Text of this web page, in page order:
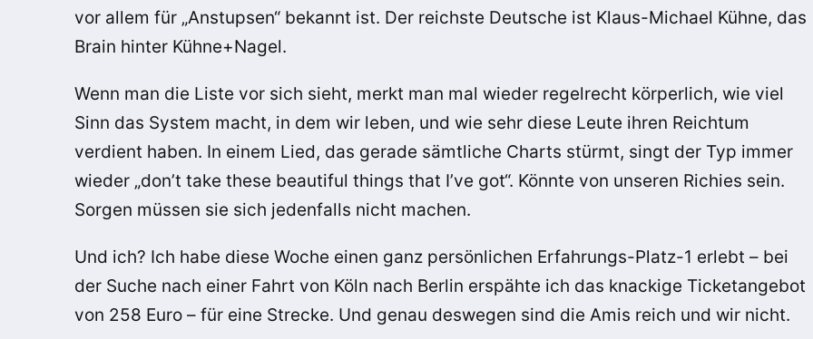
vor allem für „Anstupsen“ bekannt ist. Der reichste Deutsche ist Klaus-Michael Kühne, das
Brain hinter Kühne+Nagel.
Wenn man die Liste vor sich sieht, merkt man mal wieder regelrecht körperlich, wie viel
Sinn das System macht, in dem wir leben, und wie sehr diese Leute ihren Reichtum
verdient haben. In einem Lied, das gerade sämtliche Charts stürmt, singt der Typ immer
wieder „don’t take these beautiful things that I’ve got“. Könnte von unseren Richies sein.
Sorgen müssen sie sich jedenfalls nicht machen.
Und ich? Ich habe diese Woche einen ganz persönlichen Erfahrungs-Platz-1 erlebt – bei
der Suche nach einer Fahrt von Köln nach Berlin erspähte ich das knackige Ticketangebot
von 258 Euro – für eine Strecke. Und genau deswegen sind die Amis reich und wir nicht.